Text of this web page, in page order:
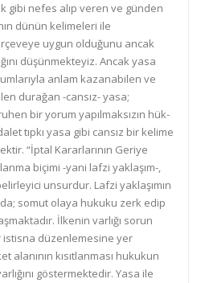
gibi nefes alıp veren ve günden
dünün kelimeleri ile
uygun olduğunu ancak
düşünmekteyiz. Ancak yasa
anlam kazanabilen ve
durağan -cansız- yasa;
bir yorum yapılmaksızın hük-
tıpkı yasa gibi cansız bir kelime
“İptal Kararlarının Geriye
biçimi -yani lafzi yaklaşım-,
unsurdur. Lafzi yaklaşımın
somut olaya hukuku zerk edip
İlkenin varlığı sorun
düzenlemesine yer
alanının kısıtlanması hukukun
göstermektedir. Yasa ile